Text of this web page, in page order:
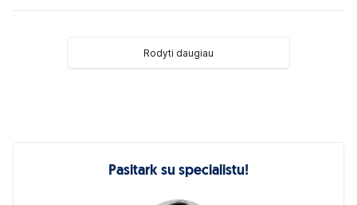
Rodyti daugiau
Pasitark su specialistu!